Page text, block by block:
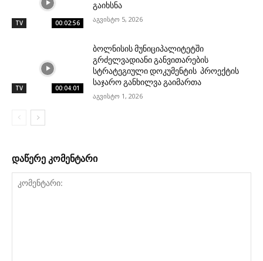
TV 00:02:56
გაიხსნა
აგვისტო 5, 2026
TV 00:04:01
ბოლნისის მუნიციპალიტეტში
გრძელვადიანი განვითარების
სტრატეგიული დოკუმენტის პროექტის
საჯარო განხილვა გაიმართა
აგვისტო 1, 2026
დაწერე კომენტარი